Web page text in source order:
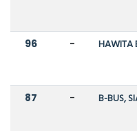
96 - HAWITA
87 - B-BUS,